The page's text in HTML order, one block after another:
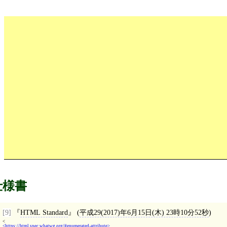
書
[9] HTML Standard (平成29(2017)年6月15日(木) 23時10分52秒)
<
https://html.spec.whatwg.org/#enumerated-attribute